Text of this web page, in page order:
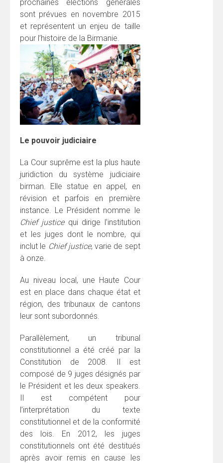
prochaines élections générales
sont prévues en novembre 2015
et représentent un enjeu de taille
pour l’histoire de la Birmanie.
Le pouvoir judiciaire
La Cour suprême est la plus haute
juridiction du système judiciaire
birman. Elle statue en appel, en
révision et parfois en première
instance. Le Président nomme le
Chief justicequi dirige l’institution
et les juges dont le nombre, qui
inclut le Chief justice, varie de sept
à onze.
Au niveau local, une Haute Cour
est en place dans chaque état et
région, des tribunaux de cantons
leur sont subordonnés.
Parallèlement, un tribunal
constitutionnel a été créé par la
Constitution de 2008. Il est
composé de 9 juges désignés par
le Président et les deux speakers.
Il est compétent pour
l’interprétation du texte
constitutionnel et de la conformité
des lois. En 2012, les juges
constitutionnels ont été destitués
après avoir remis en cause les